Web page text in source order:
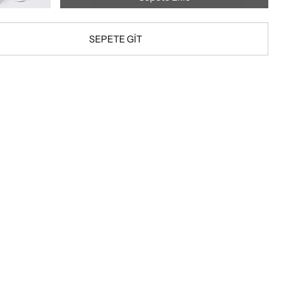
SEPETE GİT